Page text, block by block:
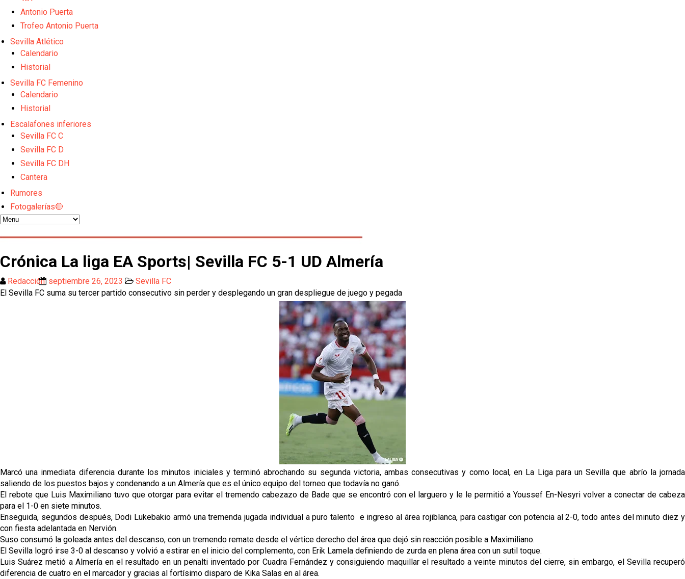
Juanlu de vuelta a Sevilla para cerrar su fichaje a la Premier
El Granada negocia con el Sevilla FC por Alberto Flores
El Sevilla mueve ficha por Robbie Ure: la opción 'A' para el ataque nervionense
Antonio Puerta
Trofeo Antonio Puerta
Sevilla Atlético
Calendario
Historial
Sevilla FC Femenino
Calendario
Historial
Escalafones inferiores
Sevilla FC C
Sevilla FC D
Sevilla FC DH
Cantera
Rumores
Fotogalerías🔴
Crónica La liga EA Sports| Sevilla FC 5-1 UD Almería
Redacción septiembre 26, 2023
Sevilla FC
El Sevilla FC suma su tercer partido consecutivo sin perder y desplegando un gran despliegue de juego y pegada
Marcó una inmediata diferencia durante los minutos iniciales y terminó abrochando su segunda victoria, ambas consecutivas y como local, en La Liga para un Sevilla que abrío la jornada
saliendo de los puestos bajos y condenando a un Almería que es el único equipo del torneo que todavía no ganó.
El rebote que Luis Maximiliano tuvo que otorgar para evitar el tremendo cabezazo de Bade que se encontró con el larguero y le le permitió a Youssef En-Nesyri volver a conectar de cabeza
para el 1-0 en siete minutos.
Enseguida, segundos después, Dodi Lukebakio armó una tremenda jugada individual a puro talento e ingreso al área rojiblanca, para castigar con potencia al 2-0, todo antes del minuto diez y
con fiesta adelantada en Nervión.
Suso consumó la goleada antes del descanso, con un tremendo remate desde el vértice derecho del área que dejó sin reacción posible a Maximiliano.
El Sevilla logró irse 3-0 al descanso y volvió a estirar en el inicio del complemento, con Erik Lamela definiendo de zurda en plena área con un sutil toque.
Luis Suárez metió a Almería en el resultado en un penalti inventado por Cuadra Fernández y consiguiendo maquillar el resultado a veinte minutos del cierre, sin embargo, el Sevilla recuperó
diferencia de cuatro en el marcador y gracias al fortísimo disparo de Kika Salas en al área.